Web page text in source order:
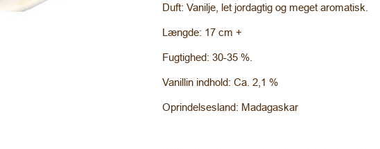
Duft: Vanilje, let jordagtig og meget aromatisk.
Længde: 17 cm +
Fugtighed: 30-35 %.
Vanillin indhold: Ca. 2,1 %
Oprindelsesland: Madagaskar